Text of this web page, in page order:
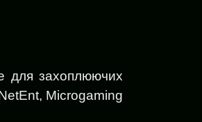
для захоплюючих
Microgaming